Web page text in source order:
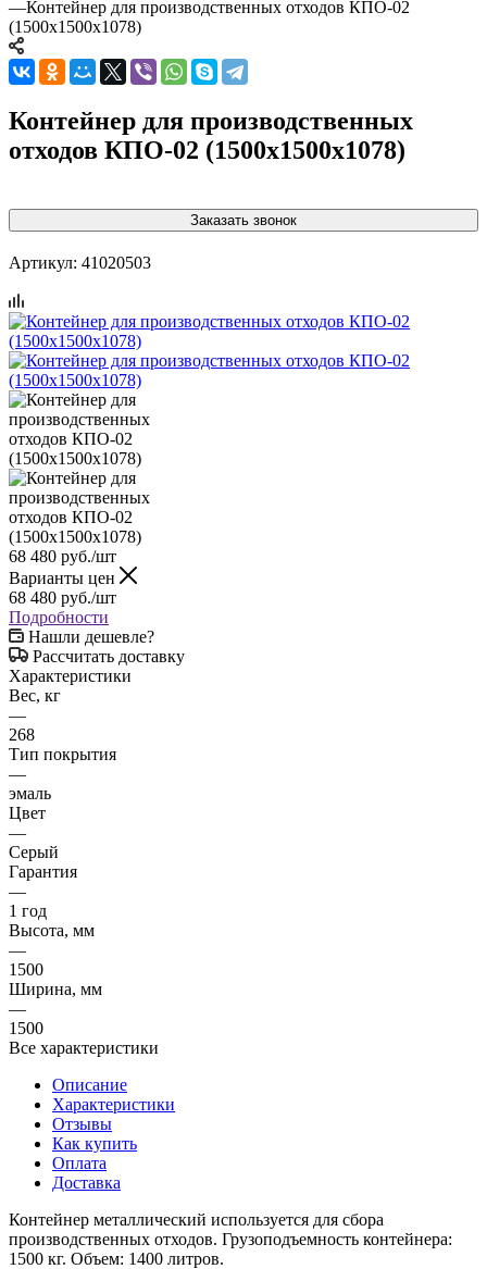
—Контейнер для производственных отходов КПО-02
(1500x1500x1078)
Контейнер для производственных
отходов КПО-02 (1500x1500x1078)
Заказать звонок
Артикул: 41020503
68 480 руб./шт
Варианты цен
68 480 руб./шт
Подробности
Нашли дешевле?
Рассчитать доставку
Характеристики
Вес, кг
—
268
Тип покрытия
—
эмаль
Цвет
—
Серый
Гарантия
—
1 год
Высота, мм
—
1500
Ширина, мм
—
1500
Все характеристики
Описание
Характеристики
Отзывы
Как купить
Оплата
Доставка
Контейнер металлический используется для сбора
производственных отходов. Грузоподъемность контейнера:
1500 кг. Объем: 1400 литров.